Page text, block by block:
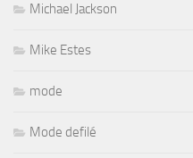
Michael Jackson
Mike Estes
mode
Mode defilé